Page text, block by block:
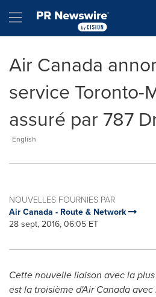
Hamburger menu
Air Canada
service Toronto-
assuré par 787
English
NOUVELLES FOURNIES PAR
Air Canada - Route & Network
28 sept, 2016, 06:05 ET
Cette nouvelle liaison avec la
est la troisième d'Air Canada avec